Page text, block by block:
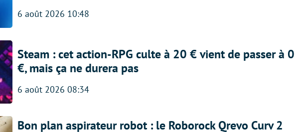
6 août 2026 10:48
Steam : cet action-RPG culte à 20 € vient de passer à 0
€, mais ça ne durera pas
6 août 2026 08:34
Bon plan aspirateur robot : le Roborock Qrevo Curv 2